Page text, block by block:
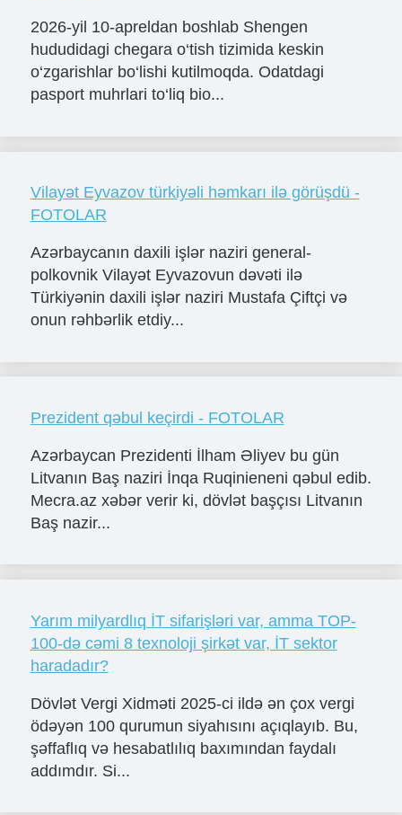
2026-yil 10-apreldan boshlab Shengen
hududidagi chegara o‘tish tizimida keskin
o‘zgarishlar bo‘lishi kutilmoqda. Odatdagi
pasport muhrlari to‘liq bio...
Vilayət Eyvazov türkiyəli həmkarı ilə görüşdü -
FOTOLAR
Azərbaycanın daxili işlər naziri general-
polkovnik Vilayət Eyvazovun dəvəti ilə
Türkiyənin daxili işlər naziri Mustafa Çiftçi və
onun rəhbərlik etdiy...
Prezident qəbul keçirdi - FOTOLAR
Azərbaycan Prezidenti İlham Əliyev bu gün
Litvanın Baş naziri İnqa Ruqinieneni qəbul edib.
Mecra.az xəbər verir ki, dövlət başçısı Litvanın
Baş nazir...
Yarım milyardlıq İT sifarişləri var, amma TOP-
100-də cəmi 8 texnoloji şirkət var, İT sektor
haradadır?
Dövlət Vergi Xidməti 2025-ci ildə ən çox vergi
ödəyən 100 qurumun siyahısını açıqlayıb. Bu,
şəffaflıq və hesabatlılıq baxımından faydalı
addımdır. Si...